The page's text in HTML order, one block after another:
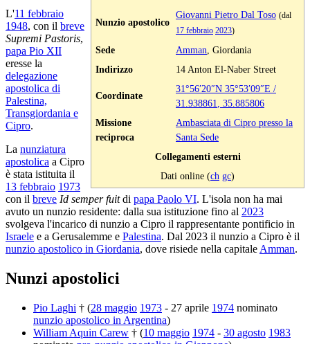
Nunzio apostolico
Giovanni Pietro Dal Toso (dal
17 febbraio 2023)
Sede Amman , Giordania
Indirizzo
14 Anton El-Naber Street
Coordinate
31°56′20″N 35°53′09″E /
31.938861
35.885806
Missione
reciproca
Ambasciata di Cipro presso la
Santa Sede
Collegamenti esterni
Dati online (ch gc)
L'11 febbraio
1948, con il breve
Supremi Pastoris,
papa Pio XII
eresse la
delegazione
apostolica di
Palestina,
Transgiordania e
Cipro.
La nunziatura
apostolica a Cipro
è stata istituita il
13 febbraio 1973
con il breve Id semper fuitdi papa Paolo VI. L'isola non ha mai
avuto un nunzio residente: dalla sua istituzione fino al 2023
svolgeva l'incarico di nunzio a Cipro il rappresentante pontificio in
Israele e a Gerusalemme e Palestina. Dal 2023 il nunzio a Cipro è il
nunzio apostolico in Giordania, dove risiede nella capitaleAmman.
Nunzi apostolici
Pio Laghi † (28 maggio 1973 - 27 aprile 1974 nominato
nunzio apostolico in Argentina)
William Aquin Carew † (10 maggio 1974 - 30 agosto 1983